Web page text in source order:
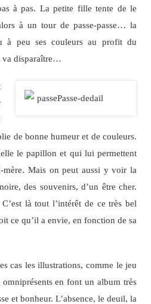
à pas. La petite fille tente de le
à un tour de passe-passe… la
à peu ses couleurs au profit du
va disparaître…
de bonne humeur et de couleurs.
le papillon et qui lui permettent
mère. Mais on peut aussi y voir la
des souvenirs, d’un être cher.
là tout l’intérêt de ce très bel
ce qu’il a envie, en fonction de sa
illustrations, comme le jeu
en font un album très
et bonheur. L’absence, le deuil, la